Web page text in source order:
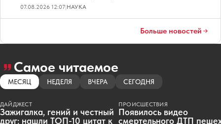
07.08.2026 12:07|НАУКА
Больше новостей
Самое читаемое
МЕСЯЦ НЕДЕЛЯ ВЧЕРА СЕГОДНЯ
ДАЙДЖЕСТ
Зажигалка, гений и честный
друг: нашли ТОП-10 цитат к
ПРОИСШЕСТВИЯ
Появилось видео
смертельного ДТП